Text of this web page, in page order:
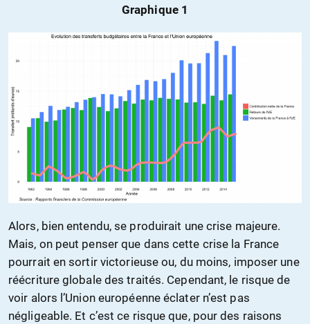
Graphique 1
Alors, bien entendu, se produirait une crise majeure.
Mais, on peut penser que dans cette crise la France
pourrait en sortir victorieuse ou, du moins, imposer une
réécriture globale des traités. Cependant, le risque de
voir alors l’Union européenne éclater n’est pas
négligeable. Et c’est ce risque que, pour des raisons